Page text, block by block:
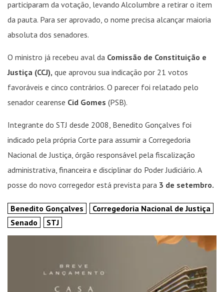
participaram da votação, levando Alcolumbre a retirar o item
da pauta. Para ser aprovado, o nome precisa alcançar maioria
absoluta dos senadores.
O ministro já recebeu aval da Comissão de Constituição e
Justiça (CCJ), que aprovou sua indicação por 21 votos
favoráveis e cinco contrários. O parecer foi relatado pelo
senador cearense Cid Gomes (PSB).
Integrante do STJ desde 2008, Benedito Gonçalves foi
indicado pela própria Corte para assumir a Corregedoria
Nacional de Justiça, órgão responsável pela fiscalização
administrativa, financeira e disciplinar do Poder Judiciário. A
posse do novo corregedor está prevista para 3 de setembro.
Benedito Gonçalves
Corregedoria Nacional de Justiça
Senado
STJ